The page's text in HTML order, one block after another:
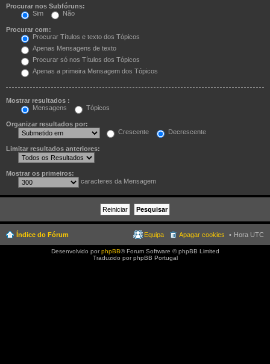
Procurar nos Subfóruns:
Sim
Não
Procurar com:
Procurar Títulos e texto dos Tópicos
Apenas Mensagens de texto
Procurar só nos Títulos dos Tópicos
Apenas a primeira Mensagem dos Tópicos
Mostrar resultados :
Mensagens
Tópicos
Organizar resultados por:
Crescente
Decrescente
Limitar resultados anteriores:
Mostrar os primeiros:
caracteres da Mensagem
Índice do Fórum Hora UTC
Apagar cookies
Equipa
Desenvolvido porphpBB® Forum Software © phpBB Limited
Traduzido por phpBB Portugal